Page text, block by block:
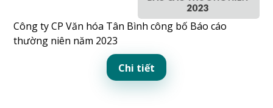
Công ty CP Văn hóa Tân Bình công bố Báo cáo
thường niên năm 2023
Chi tiết